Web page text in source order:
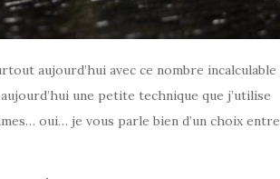
aujourd’hui avec ce nombre incalculable
une petite technique que j’utilise
oui… je vous parle bien d’un choix entre